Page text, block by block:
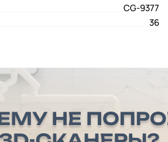
CG-9377
36